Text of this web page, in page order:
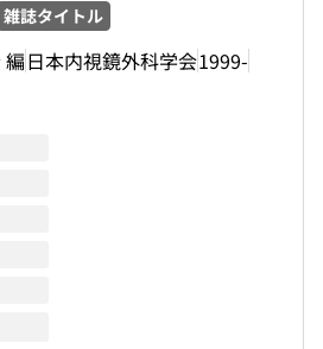
雑誌タイトル
編日本内視鏡外科学会1999-